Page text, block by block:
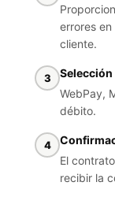
errores
cliente.
Selección
WebPay,
débito.
El
recibir la